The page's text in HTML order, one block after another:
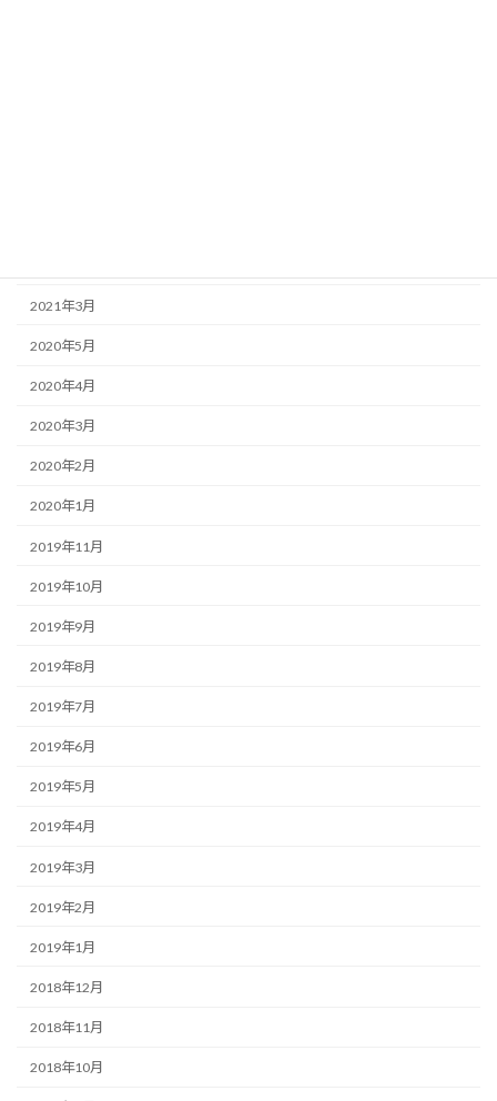
2021年3月
2020年5月
2020年4月
2020年3月
2020年2月
2020年1月
2019年11月
2019年10月
2019年9月
2019年8月
2019年7月
2019年6月
2019年5月
2019年4月
2019年3月
2019年2月
2019年1月
2018年12月
2018年11月
2018年10月